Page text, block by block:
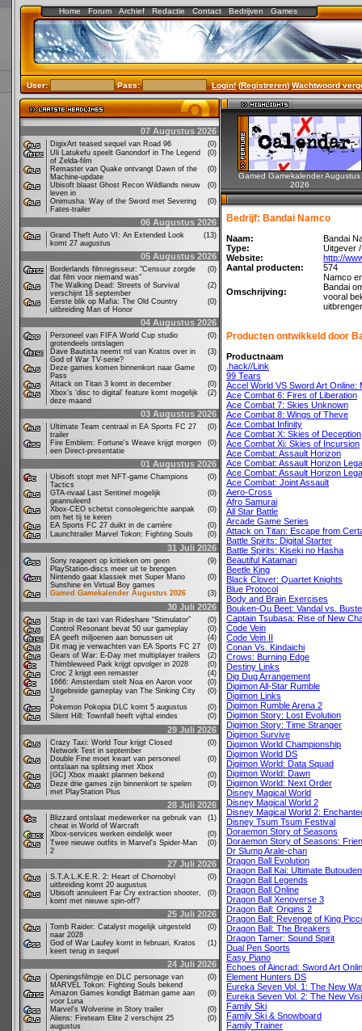
Home Forum Archief Redactie Contact Bedrijven Games
User: Pass: Login!(Registreren)Wachtwoord
07 Augustus 2026
DigixArt teased sequel van Road 96
(0)
Uli Latukefu speelt Ganondorf in The Legend
of Zelda-film
(0)
Remaster van Quake ontvangt Dawn of the
Machine-update
(0)
Ubisoft blaast Ghost Recon Wildlands nieuw
leven in
(0)
Onimusha: Way of the Sword met Severing
Fates-trailer
(0)
06 Augustus 2026
Grand Theft Auto VI: An Extended Look
komt 27 augustus
(13)
05 Augustus 2026
Borderlands filmregisseur: "Censuur zorgde
dat film voor niemand was"
(0)
The Walking Dead: Streets of Survival
verschijnt 18 september
(2)
Eerste blik op Mafia: The Old Country
uitbreiding Man of Honor
(0)
04 Augustus 2026
Personeel van FIFA World Cup studio
grotendeels ontslagen
(0)
Dave Bautista neemt rol van Kratos over in
God of War TV-serie?
(3)
Deze games komen binnenkort naar Game
Pass
(0)
Attack on Titan 3 komt in december
(0)
Xbox’s ‘disc to digital’ feature komt mogelijk
deze maand
(2)
03 Augustus 2026
Ultimate Team centraal in EA Sports FC 27
trailer
(0)
Fire Emblem: Fortune's Weave krijgt morgen
een Direct-presentatie
(0)
01 Augustus 2026
Ubisoft stopt met NFT-game Champions
Tactics
(0)
GTA-rivaal Last Sentinel mogelijk
geannuleerd
(0)
Xbox-CEO schetst consolegerichte aanpak
om het tij te keren
(0)
EA Sports FC 27 duikt in de carrière
(0)
Launchtrailer Marvel Tokon: Fighting Souls
(0)
31 Juli 2026
Sony reageert op kritieken om geen
PlayStation-discs meer uit te brengen
(9)
Nintendo gaat klassiek met Super Mario
Sunshine en Virtual Boy games
(0)
Gamed Gamekalender Augustus 2026
(3)
30 Juli 2026
Stap in de taxi van Rideshare “Stimulator”
(0)
Control Resonant bevat 50 uur gameplay
(0)
EA geeft miljoenen aan bonussen uit
(4)
Dit mag je verwachten van EA Sports FC 27
(0)
Gears of War: E-Day met multiplayer trailers
(2)
Thimbleweed Park krijgt opvolger in 2028
(0)
Croc 2 krijgt een remaster
(4)
1666: Amsterdam stelt Noa en Aaron voor
(0)
Uitgebreide gameplay van The Sinking City
2
(0)
Pokemon Pokopia DLC komt 5 augustus
(0)
Silent Hill: Townfall heeft vijftal eindes
(0)
29 Juli 2026
Crazy Taxi: World Tour krijgt Closed
Network Test in september
(0)
Double Fine moet kwart van personeel
ontslaan na splitsing met Xbox
(0)
[GC] Xbox maakt plannen bekend
(0)
Deze drie games zijn binnenkort te spelen
met PlayStation Plus
(0)
28 Juli 2026
Blizzard ontslaat medewerker na gebruik van
cheat in World of Warcraft
(1)
Xbox-services werken eindelijk weer
(0)
Twee nieuwe outfits in Marvel's Spider-Man
2
(0)
27 Juli 2026
S.T.A.L.K.E.R. 2: Heart of Chornobyl
uitbreiding komt 20 augustus
(0)
Ubisoft annuleert Far Cry extraction shooter,
komt met nieuwe spin-off?
(0)
25 Juli 2026
Tomb Raider: Catalyst mogelijk uitgesteld
naar 2028
(0)
God of War Laufey komt in februari, Kratos
keert terug in sequel
(1)
24 Juli 2026
Openingsfilmpje en DLC personage van
MARVEL Tokon: Fighting Souls bekend
(0)
Amazon Games kondigt Batman game aan
voor Luna
(0)
Marvel's Wolverine in Story trailer
(0)
Aliens: Fireteam Elite 2 verschijnt 25
augustus
(0)
Gamed Gamekalender Augustus
2026
Bedrijf: Bandai Namco
Naam:
Bandai
Type:
Uitgever
Website:
http://
Aantal producten:
574
Omschrijving:
Namco
Bandai
vooral
Producten ontwikkeld door
Productnaam
.hack//Link
99 Tears
Accel World VS Sword Art Online:
Ace Combat 6: Fires of Liberation
Ace Combat 7: Skies Unknown
Ace Combat 8: Wings of Theve
Ace Combat Infinity
Ace Combat X: Skies of Deception
Ace Combat Xi: Skies of Incursion
Ace Combat: Assault Horizon
Ace Combat: Assault Horizon
Ace Combat: Assault Horizon
Ace Combat: Joint Assault
Aero-Cross
Afro Samurai
All Star Battle
Arcade Game Series
Attack on Titan: Escape from
Battle Spirits: Digital Starter
Battle Spirits: Kiseki no Hasha
Beautiful Katamari
Beetle King
Black Clover: Quartet Knights
Blue Protocol
Body and Brain Exercises
Bouken-Ou Beet: Vandal vs.
Captain Tsubasa: Rise of New
Code Vein
Code Vein II
Conan Vs. Kindaichi
Crows: Burning Edge
Destiny Links
Dig Dug Arrangement
Digimon All-Star Rumble
Digimon Links
Digimon Rumble Arena 2
Digimon Story: Lost Evolution
Digimon Story: Time Stranger
Digimon Survive
Digimon World Championship
Digimon World DS
Digimon World: Data Squad
Digimon World: Dawn
Digimon World: Next Order
Disney Magical World
Disney Magical World 2
Disney Magical World 2:
Disney Tsum Tsum Festival
Doraemon Story of Seasons
Doraemon Story of Seasons:
Dr Slump Arale-chan
Dragon Ball Evolution
Dragon Ball Kai: Ultimate Butouden
Dragon Ball Legends
Dragon Ball Online
Dragon Ball Xenoverse 3
Dragon Ball: Origins 2
Dragon Ball: Revenge of King
Dragon Ball: The Breakers
Dragon Tamer: Sound Spirit
Dual Pen Sports
Easy Piano
Echoes of Aincrad: Sword Art
Element Hunters DS
Eureka Seven Vol. 1: The New
Eureka Seven Vol. 2: The New
Family Ski
Family Ski & Snowboard
Family Trainer